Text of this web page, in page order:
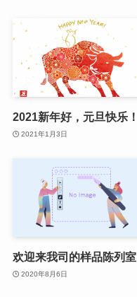
2021新年好，元旦快乐！
2021年1月3日
欢迎来我司的样品陈列室
2020年8月6日